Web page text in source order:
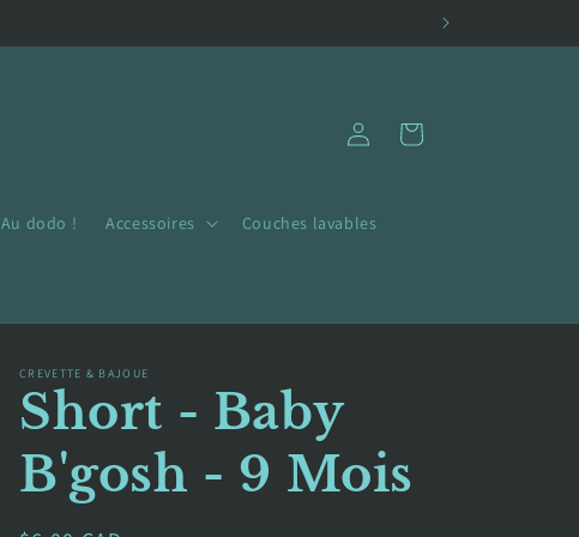
Au dodo ! Accessoires Couches lavables
Connexion Panier
CREVETTE & BAJOUE
Short - Baby
B'gosh - 9 Mois